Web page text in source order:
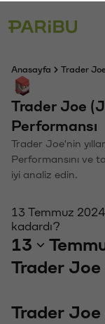
Anasayfa Trader
Trader Joe
Performansı
Trader Joe'nin
Performansını ve
iyi analiz edin.
13 Temmuz
kadardı?
13
Trader Joe
Trader